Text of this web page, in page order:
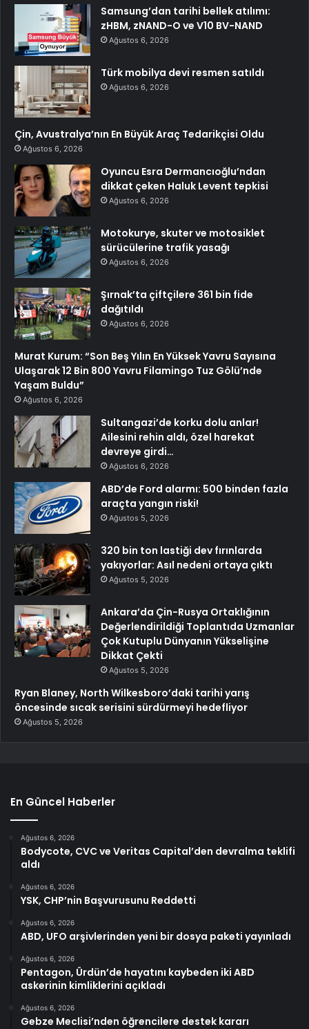
Samsung’dan tarihi bellek atılımı:
zHBM, zNAND-O ve V10 BV-NAND
Ağustos 6, 2026
Türk mobilya devi resmen satıldı
Ağustos 6, 2026
Çin, Avustralya’nın En Büyük Araç Tedarikçisi Oldu
Ağustos 6, 2026
Oyuncu Esra Dermancıoğlu’ndan
dikkat çeken Haluk Levent tepkisi
Ağustos 6, 2026
Motokurye, skuter ve motosiklet
sürücülerine trafik yasağı
Ağustos 6, 2026
Şırnak’ta çiftçilere 361 bin fide
dağıtıldı
Ağustos 6, 2026
Murat Kurum: “Son Beş Yılın En Yüksek Yavru Sayısına
Ulaşarak 12 Bin 800 Yavru Filamingo Tuz Gölü’nde
Yaşam Buldu”
Ağustos 6, 2026
Sultangazi’de korku dolu anlar!
Ailesini rehin aldı, özel harekat
devreye girdi…
Ağustos 6, 2026
ABD’de Ford alarmı: 500 binden fazla
araçta yangın riski!
Ağustos 5, 2026
320 bin ton lastiği dev fırınlarda
yakıyorlar: Asıl nedeni ortaya çıktı
Ağustos 5, 2026
Ankara’da Çin-Rusya Ortaklığının
Değerlendirildiği Toplantıda Uzmanlar
Çok Kutuplu Dünyanın Yükselişine
Dikkat Çekti
Ağustos 5, 2026
Ryan Blaney, North Wilkesboro’daki tarihi yarış
öncesinde sıcak serisini sürdürmeyi hedefliyor
Ağustos 5, 2026
En Güncel Haberler
Ağustos 6, 2026
Bodycote, CVC ve Veritas Capital’den devralma teklifi
aldı
Ağustos 6, 2026
YSK, CHP’nin Başvurusunu Reddetti
Ağustos 6, 2026
ABD, UFO arşivlerinden yeni bir dosya paketi yayınladı
Ağustos 6, 2026
Pentagon, Ürdün’de hayatını kaybeden iki ABD
askerinin kimliklerini açıkladı
Ağustos 6, 2026
Gebze Meclisi’nden öğrencilere destek kararı